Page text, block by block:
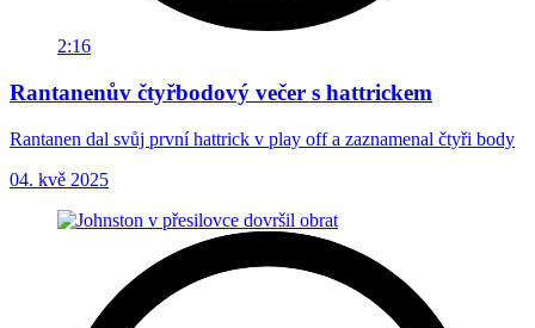
2:16
Rantanenův čtyřbodový večer s hattrickem
Rantanen dal svůj první hattrick v play off a zaznamenal čtyři body
04. kvě 2025